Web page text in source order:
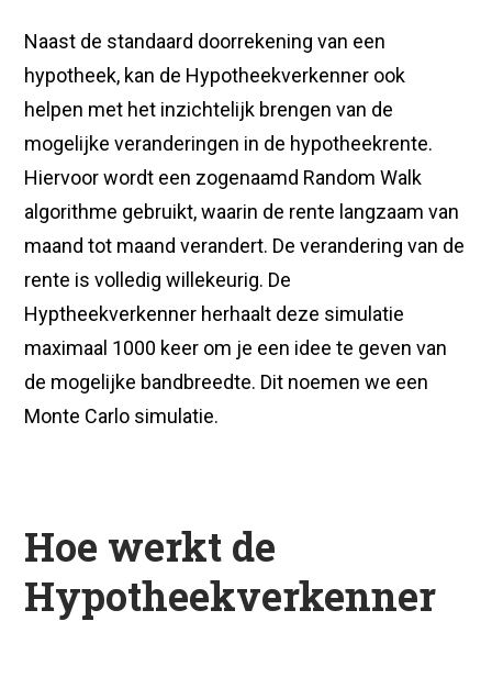
Naast de standaard doorrekening van een
hypotheek, kan de Hypotheekverkenner ook
helpen met het inzichtelijk brengen van de
mogelijke veranderingen in de hypotheekrente.
Hiervoor wordt een zogenaamd Random Walk
algorithme gebruikt, waarin de rente langzaam van
maand tot maand verandert. De verandering van de
rente is volledig willekeurig. De
Hyptheekverkenner herhaalt deze simulatie
maximaal 1000 keer om je een idee te geven van
de mogelijke bandbreedte. Dit noemen we een
Monte Carlo simulatie.
Hoe werkt de
Hypotheekverkenner